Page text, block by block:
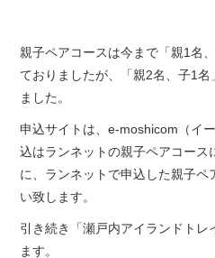
親子ペアコースは今まで「親1名
ておりましたが、「親2名、子1
ました。
申込サイトは、e-moshicom（イ
込はランネットの親子ペアコース
に、ランネットで申込した親子ペ
い致します。
引き続き「瀬戸内アイランドトレ
ます。